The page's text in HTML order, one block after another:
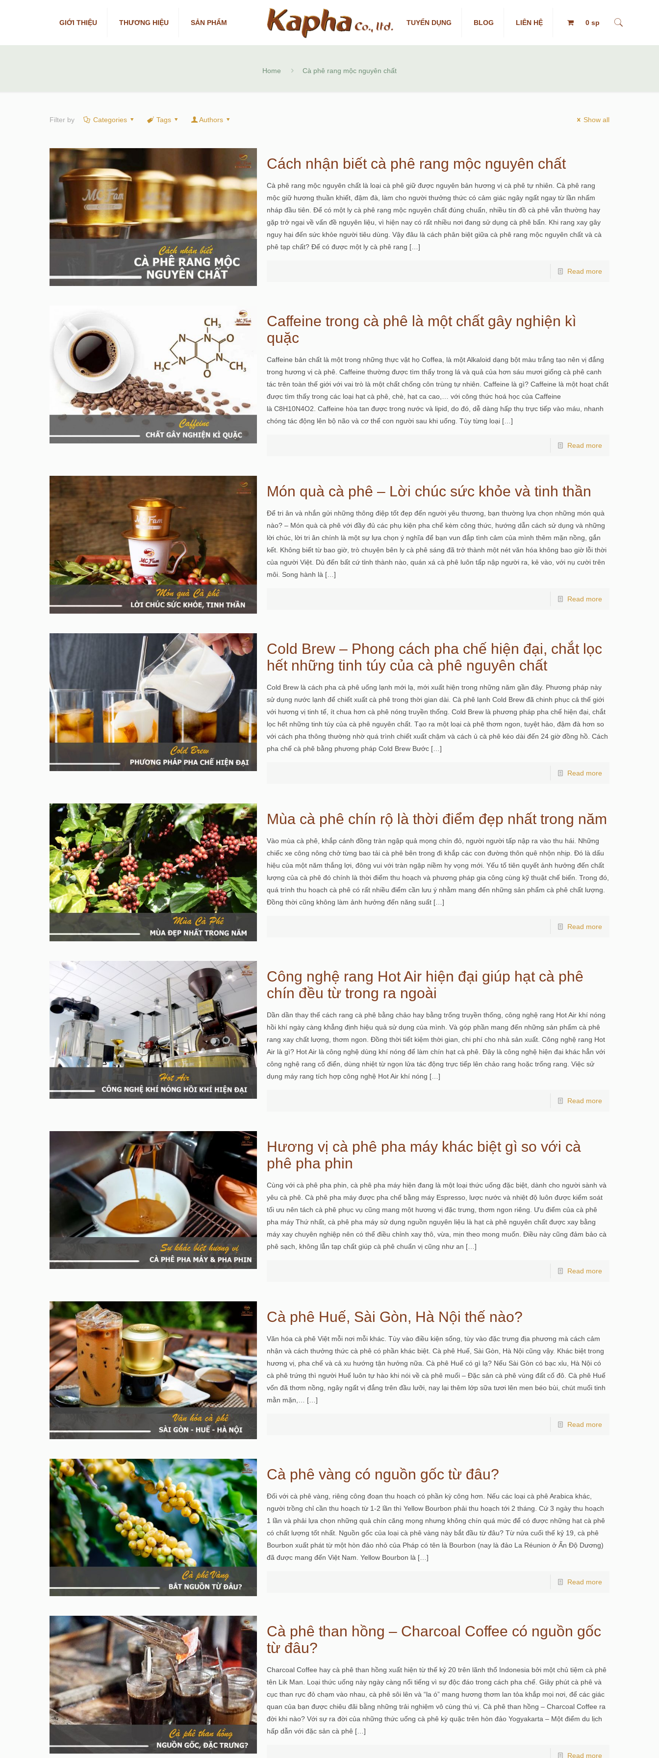
GIỚI THIỆU THƯƠNG HIỆU SẢN PHẨM TUYỂN DỤNG BLOG LIÊN HỆ 0 sp
Home Cà phê rang mộc nguyên chất
Filter by Categories Tags Authors Show all
Cách nhận biết cà phê rang mộc nguyên chất
Cà phê rang mộc nguyên chất là loại cà phê giữ được nguyên bản hương vị cà phê tự nhiên. Cà phê rang
mộc giữ hương thuần khiết, đậm đà, làm cho người thưởng thức có cảm giác ngây ngất ngay từ lần nhấm
nháp đầu tiên. Để có một ly cà phê rạng mộc nguyên chất đúng chuẩn, nhiều tín đồ cà phê vẫn thường hay
gặp trở ngại về vấn đề nguyên liệu, vì hiện nay có rất nhiều nơi đang sử dụng cà phê bẩn. Khi rang xay gây
nguy hại đến sức khỏe người tiêu dùng. Vậy đâu là cách phân biệt giữa cà phê rang mộc nguyên chất và cà
phê tạp chất? Để có được một ly cà phê rang […]
Read more
Caffeine trong cà phê là một chất gây nghiện kì
quặc
Caffeine bản chất là một trong những thực vật họ Coffea, là một Alkaloid dạng bột màu trắng tạo nên vị đắng
trong hương vị cà phê. Caffeine thường được tìm thấy trong lá và quả của hơn sáu mươi giống cà phê canh
tác trên toàn thế giới với vai trò là một chất chống côn trùng tự nhiên. Caffeine là gì? Caffeine là một hoạt chất
được tìm thấy trong các loại hạt cà phê, chè, hạt ca cao,… với công thức hoá học của Caffeine
là C8H10N4O2. Caffeine hòa tan được trong nước và lipid, do đó, dễ dàng hấp thụ trực tiếp vào máu, nhanh
chóng tác động lên bộ não và cơ thể con người sau khi uống. Tùy từng loại[…]
Read more
Món quà cà phê – Lời chúc sức khỏe và tinh thần
Để tri ân và nhắn gửi những thông điệp tốt đẹp đến người yêu thương, bạn thường lựa chọn những món quà
nào? – Món quà cà phê với đầy đủ các phụ kiện pha chế kèm công thức, hướng dẫn cách sử dụng và những
lời chúc, lời tri ân chính là một sự lựa chọn ý nghĩa để bạn vun đắp tình cảm của mình thêm mặn nồng, gắn
kết. Không biết từ bao giờ, trò chuyện bên ly cà phê sáng đã trở thành một nét văn hóa không bao giờ lỗi thời
của người Việt. Dù đến bất cứ tỉnh thành nào, quán xá cà phê luôn tấp nập người ra, kẻ vào, với nụ cười trên
môi. Song hành là […]
Read more
Cold Brew – Phong cách pha chế hiện đại, chắt lọc
hết những tinh túy của cà phê nguyên chất
Cold Brew là cách pha cà phê uống lạnh mới lạ, mới xuất hiện trong những năm gần đây. Phương pháp này
sử dụng nước lạnh để chiết xuất cà phê trong thời gian dài. Cà phê lạnh Cold Brew đã chinh phục cả thế giới
với hương vị tinh tế, ít chua hơn cà phê nóng truyền thống. Cold Brew là phương pháp pha chế hiện đại, chắt
lọc hết những tinh túy của cà phê nguyên chất. Tạo ra một loại cà phê thơm ngon, tuyệt hảo, đậm đà hơn so
với cách pha thông thường nhờ quá trình chiết xuất chậm và cách ủ cà phê kéo dài đến 24 giờ đồng hồ. Cách
pha chế cà phê bằng phương pháp Cold Brew Bước[…]
Read more
Mùa cà phê chín rộ là thời điểm đẹp nhất trong năm
Vào mùa cà phê, khắp cánh đồng tràn ngập quả mọng chín đỏ, người người tấp nập ra vào thu hái. Những
chiếc xe công nông chở từng bao tải cà phê bên trong đi khắp các con đường thôn quê nhộn nhịp. Đó là dấu
hiệu của một năm thắng lợi, đông vui với tràn ngập niềm hy vọng mới. Yếu tố tiên quyết ảnh hưởng đến chất
lượng của cà phê đó chính là thời điểm thu hoạch và phương pháp gia công cùng kỹ thuật chế biến. Trong đó,
quá trình thu hoạch cà phê có rất nhiều điểm cần lưu ý nhằm mang đến những sản phẩm cà phê chất lượng.
Đồng thời cũng không làm ảnh hưởng đến năng suất[…]
Read more
Công nghệ rang Hot Air hiện đại giúp hạt cà phê
chín đều từ trong ra ngoài
Dần dần thay thế cách rang cà phê bằng chảo hay bằng trống truyền thống, công nghệ rang Hot Air khí nóng
hồi khí ngày càng khẳng định hiệu quả sử dụng của mình. Và góp phần mang đến những sản phẩm cà phê
rang xay chất lượng, thơm ngon. Đồng thời tiết kiệm thời gian, chi phí cho nhà sản xuất. Công nghệ rang Hot
Air là gì? Hot Air là công nghệ dùng khí nóng để làm chín hạt cà phê. Đây là công nghệ hiện đại khác hẳn với
công nghệ rang cổ điển, dùng nhiệt từ ngọn lửa tác động trực tiếp lên chảo rang hoặc trống rang. Việc sử
dụng máy rang tích hợp công nghệ Hot Air khí nóng […]
Read more
Hương vị cà phê pha máy khác biệt gì so với cà
phê pha phin
Cùng với cà phê pha phin, cà phê pha máy hiện đang là một loại thức uống đặc biệt, dành cho người sành và
yêu cà phê. Cà phê pha máy được pha chế bằng máy Espresso, lược nước và nhiệt độ luôn được kiểm soát
tối ưu nên tách cà phê phục vụ cũng mang một hương vị đặc trưng, thơm ngon riêng. Ưu điểm của cà phê
pha máy Thứ nhất, cà phê pha máy sử dụng nguồn nguyên liệu là hạt cà phê nguyên chất được xay bằng
máy xay chuyên nghiệp nên có thể điều chỉnh xay thô, vừa, mịn theo mong muốn. Điều này cũng đảm bảo cà
phê sạch, không lẫn tạp chất giúp cà phê chuẩn vị cũng như an […]
Read more
Cà phê Huế, Sài Gòn, Hà Nội thế nào?
Văn hóa cà phê Việt mỗi nơi mỗi khác. Tùy vào điều kiện sống, tùy vào đặc trưng địa phương mà cách cảm
nhận và cách thưởng thức cà phê có phần khác biệt. Cà phê Huế, Sài Gòn, Hà Nội cũng vậy. Khác biệt trong
hương vị, pha chế và cả xu hướng tận hưởng nữa. Cà phê Huế có gì lạ? Nếu Sài Gòn có bạc xỉu, Hà Nội có
cà phê trứng thì người Huế luôn tự hào khi nói về cà phê muối – Đặc sản cà phê vùng đất cố đô. Cà phê Huế
vốn đã thơm nồng, ngây ngất vị đắng trên đầu lưỡi, nay lại thêm lớp sữa tươi lên men béo bùi, chút muối tinh
mằn mặn,…
[…]
Read more
Cà phê vàng có nguồn gốc từ đâu?
Đối với cà phê vàng, riêng công đoạn thu hoạch có phần kỳ công hơn. Nếu các loại cà phê Arabica khác,
người trồng chỉ cần thu hoạch từ 1-2 lần thì Yellow Bourbon phải thu hoạch tới 2 tháng. Cứ 3 ngày thu hoạch
1 lần và phải lựa chọn những quả chín căng mọng nhưng không chín quá mức để có được những hạt cà phê
có chất lượng tốt nhất. Nguồn gốc của loại cà phê vàng này bắt đầu từ đâu? Từ nửa cuối thế kỷ 19, cà phê
Bourbon xuất phát từ một hòn đảo nhỏ của Pháp có tên là Bourbon (nay là đảo La Réunion ở Ấn Độ Dương)
đã được mang đến Việt Nam. Yellow Bourbon là […]
Read more
Cà phê than hồng – Charcoal Coffee có nguồn gốc
từ đâu?
Charcoal Coffee hay cà phê than hồng xuất hiện từ thế kỷ 20 trên lãnh thổ Indonesia bởi một chủ tiệm cà phê
tên Lik Man. Loại thức uống này ngày càng nổi tiếng vì sự độc đáo trong cách pha chế. Giây phút cà phê và
cục than rực đỏ chạm vào nhau, cà phê sôi lên và “la ó” mang hương thơm lan tỏa khắp mọi nơi, để các giác
quan của bạn được chiêu đãi bằng những trải nghiệm vô cùng thú vị. Cà phê than hồng – Charcoal Coffee ra
đời khi nào? Với sự ra đời của những thức uống cà phê kỳ quặc trên hòn đảo Yogyakarta – Một điểm du lịch
hấp dẫn với đặc sản cà phê […]
Read more